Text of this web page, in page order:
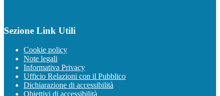
Sezione Link Utili
Cookie policy
Note legali
Informativa Privacy
Ufficio Relazioni con il Pubblico
Dichiarazione di accessibilità
Obiettivi di accessibilità